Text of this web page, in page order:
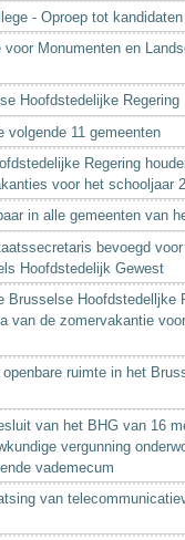
- Oproep tot kandidaten
Monumenten en
Hoofdstedelijke Regering
volgende 11 gemeenten
Regering
voor het schooljaar
in alle gemeenten van
bevoegd
Hoofdstedelijk Gewest
Brusselse Hoofdstedelljke
van de zomervakantie
ruimte in het
van het BHG van 16
vergunning
vademecum
van